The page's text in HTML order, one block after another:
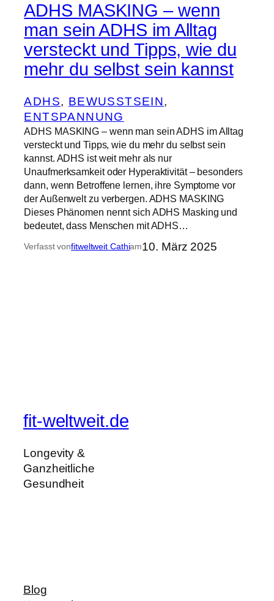
ADHS MASKING – wenn
man sein ADHS im Alltag
versteckt und Tipps, wie du
mehr du selbst sein kannst
ADHS, BEWUSSTSEIN
ENTSPANNUNG
ADHS MASKING – wenn man sein ADHS im Alltag
versteckt und Tipps, wie du mehr du selbst sein
kannst. ADHS ist weit mehr als nur
Unaufmerksamkeit oder Hyperaktivität – besonders
dann, wenn Betroffene lernen, ihre Symptome vor
der Außenwelt zu verbergen. ADHS MASKING
Dieses Phänomen nennt sich ADHS Masking und
bedeutet, dass Menschen mit ADHS…
Verfasst vonfitweltweit Cathiam10. März 2025
fit-weltweit.de
Longevity &
Ganzheitliche
Gesundheit
Blog